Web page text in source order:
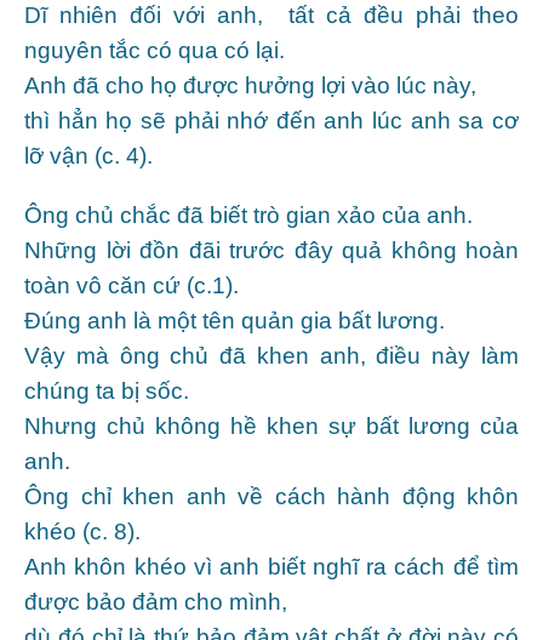
Dĩ nhiên đối với anh, tất cả đều phải theo
nguyên tắc có qua có lại.
Anh đã cho họ được hưởng lợi vào lúc này,
thì hẳn họ sẽ phải nhớ đến anh lúc anh sa cơ
lỡ vận (c. 4).
Ông chủ chắc đã biết trò gian xảo của anh.
Những lời đồn đãi trước đây quả không hoàn
toàn vô căn cứ (c.1).
Đúng anh là một tên quản gia bất lương.
Vậy mà ông chủ đã khen anh, điều này làm
chúng ta bị sốc.
Nhưng chủ không hề khen sự bất lương của
anh.
Ông chỉ khen anh về cách hành động khôn
khéo (c. 8).
Anh khôn khéo vì anh biết nghĩ ra cách để tìm
được bảo đảm cho mình,